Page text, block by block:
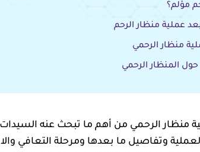
مؤلم؟
بعد عملية منظار الرحم
منظار الرحمي
المنظار الرحمي
منظار الرحمي من أهم ما تبحث عنه السيدات
وتفاصيل ما بعدها ومرحلة التعافي